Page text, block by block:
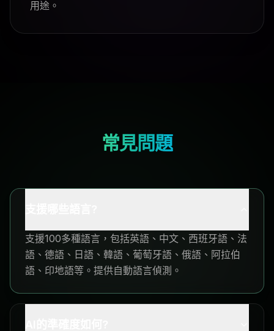
用途。
常見問題
支援100多種語言，包括英語、中文、西班牙語、法
語、德語、日語、韓語、葡萄牙語、俄語、阿拉伯
語、印地語等。提供自動語言偵測。